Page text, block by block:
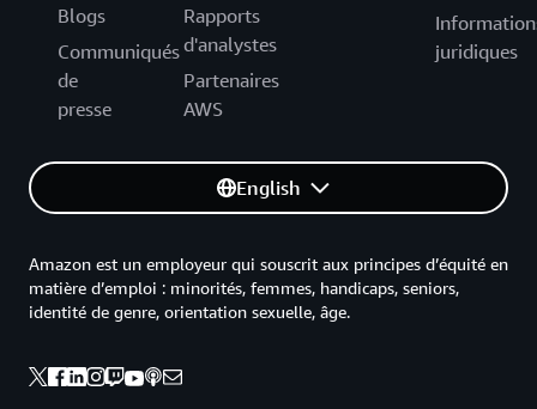
Blogs
Communiqués
de
presse
Rapports
d'analystes
Partenaires
AWS
juridiques
English
Amazon est un employeur qui souscrit aux principes d’équité en
matière d’emploi : minorités, femmes, handicaps, seniors,
identité de genre, orientation sexuelle, âge.